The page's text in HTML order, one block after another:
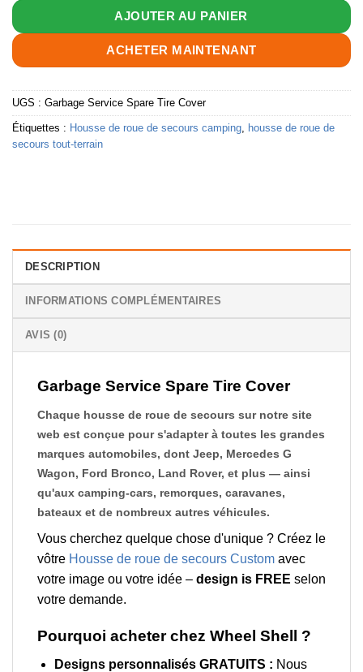
AJOUTER AU PANIER
ACHETER MAINTENANT
UGS : Garbage Service Spare Tire Cover
Étiquettes : Housse de roue de secours camping, housse de roue de
secours tout-terrain
DESCRIPTION
INFORMATIONS COMPLÉMENTAIRES
AVIS (0)
Garbage Service Spare Tire Cover
Chaque housse de roue de secours sur notre site
web est conçue pour s'adapter à toutes les grandes
marques automobiles, dont Jeep, Mercedes G
Wagon, Ford Bronco, Land Rover, et plus — ainsi
qu'aux camping-cars, remorques, caravanes,
bateaux et de nombreux autres véhicules.
Vous cherchez quelque chose d'unique ? Créez le
vôtre Housse de roue de secours Custom avec
votre image ou votre idée – design is FREE selon
votre demande.
Pourquoi acheter chez Wheel Shell ?
Designs personnalisés GRATUITS : Nous